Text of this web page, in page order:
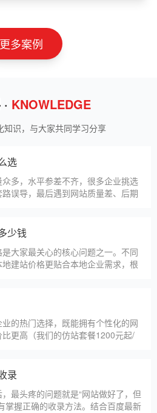
更多案例
KNOWLEDGE
知识，与大家共同学习分享
选
多，水平参差不齐，很多企业挑选
误导，最后遇到网站质量差、后期
松选到靠谱的建站团队。第一，优
少钱
大家最关心的核心问题之一。不同
建站价格更贴合本地企业需求，根
预算需求。目前，我们针对望花区
餐
的热门选择，既能拥有个性化的网
更高（我们的仿站套餐1200元起/
算法和本地企业的实际踩坑案例，
注
录
最头疼的问题就是“网站做好了，但
掌握正确的收录方法。结合百度最新